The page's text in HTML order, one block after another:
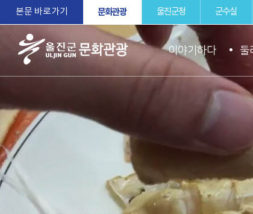
본문 바로가기 문화관광 울진군청 군수실
울진군문화관
광
이야기하다 둘